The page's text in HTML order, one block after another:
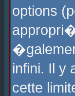
options
infini. Il y
cette